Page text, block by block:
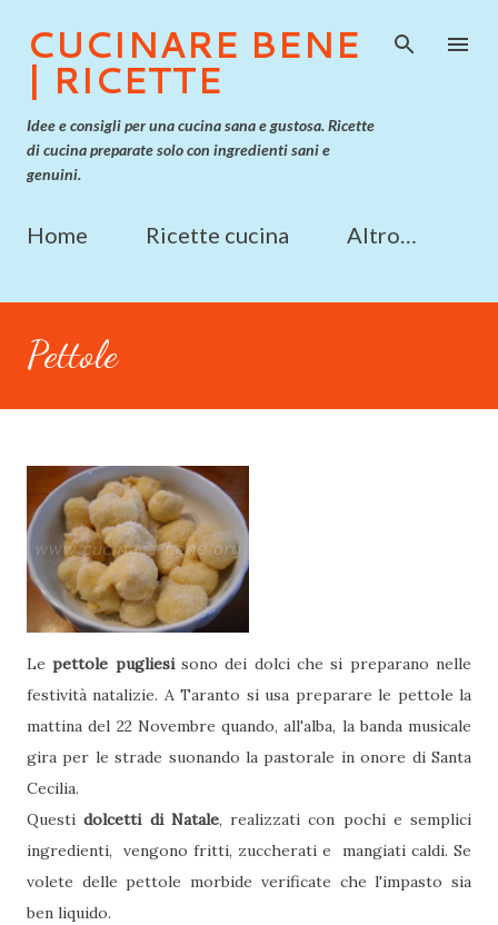
Passa ai contenuti principali
CUCINARE BENE
| RICETTE
Idee e consigli per una cucina sana e gustosa. Ricette
di cucina preparate solo con ingredienti sani e
genuini.
Home Ricette cucina Altro…
Pettole
Lepettole pugliesisono dei dolci che si preparano nelle
festività natalizie. A Taranto si usa preparare le pettole la
mattina del 22 Novembre quando, all'alba, la banda musicale
gira per le strade suonando la pastorale in onore di Santa
Cecilia.
Questidolcetti di Natale, realizzati con pochi e semplici
ingredienti, vengono fritti, zuccherati e mangiati caldi. Se
volete delle pettole morbide verificate che l'impasto sia
ben liquido.